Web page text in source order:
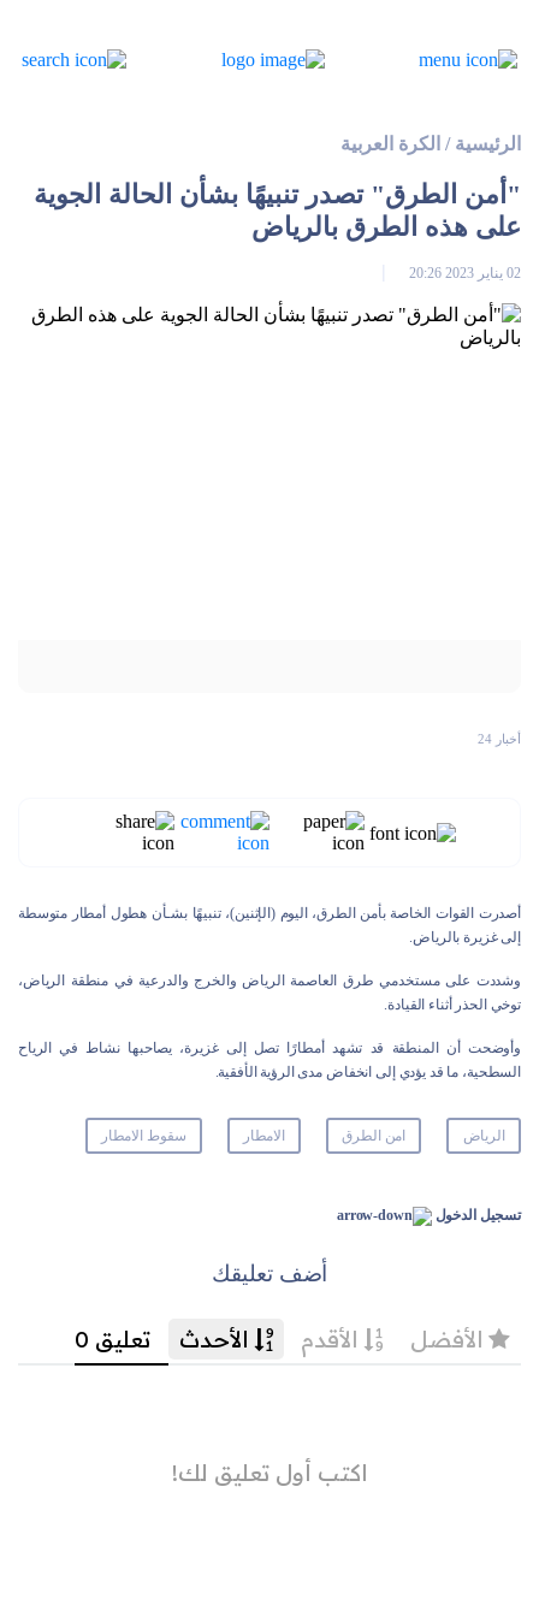
الرئيسية / الكرة العربية
"أمن الطرق" تصدر تنبيهًا بشأن الحالة الجوية
على هذه الطرق بالرياض
02 يناير 2023 20:26
أخبار 24
أصدرت القوات الخاصة بأمن الطرق، اليوم (الإثنين)، تنبيهًا بشـأن هطول أمطار متوسطة
إلى غزيرة بالرياض.
وشددت على مستخدمي طرق العاصمة الرياض والخرج والدرعية في منطقة الرياض،
توخي الحذر أثناء القيادة.
وأوضحت أن المنطقة قد تشهد أمطارًا تصل إلى غزيرة، يصاحبها نشاط في الرياح
السطحية، ما قد يؤدي إلى انخفاض مدى الرؤية الأفقية.
الرياض امن الطرق الامطار سقوط الامطار
تسجيل الدخول
أضف تعليقك